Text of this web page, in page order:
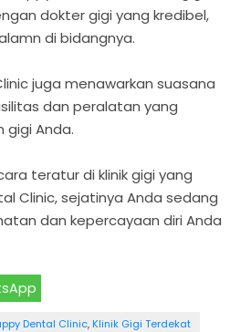
dokter gigi yang kredibel,
di bidangnya.
juga menawarkan suasana
dan peralatan yang
gigi Anda.
teratur di klinik gigi yang
Clinic, sejatinya Anda sedang
dan kepercayaan diri Anda
Dental Clinic, Klinik Gigi Terdekat